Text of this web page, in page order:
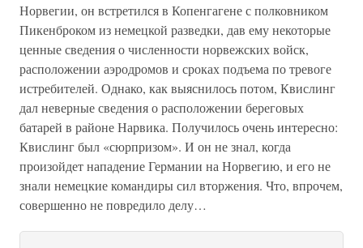
Норвегии, он встретился в Копенгагене с полковником
Пикенброком из немецкой разведки, дав ему некоторые
ценные сведения о численности норвежских войск,
расположении аэродромов и сроках подъема по тревоге
истребителей. Однако, как выяснилось потом, Квислинг
дал неверные сведения о расположении береговых
батарей в районе Нарвика. Получилось очень интересно:
Квислинг был «сюрпризом». И он не знал, когда
произойдет нападение Германии на Норвегию, и его не
знали немецкие командиры сил вторжения. Что, впрочем,
совершенно не повредило делу…